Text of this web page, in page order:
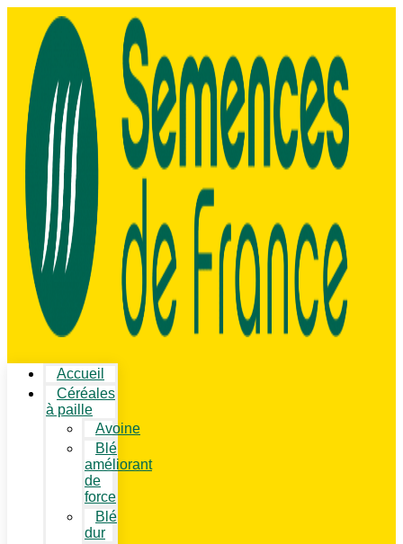
Accueil
Céréales
à paille
Avoine
Blé
améliorant
de
force
Blé
dur